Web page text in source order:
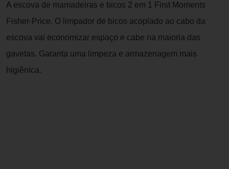
A escova de mamadeiras e bicos 2 em 1 First Moments
Fisher-Price. O limpador de bicos acoplado ao cabo da
escova vai economizar espaço e cabe na maioria das
gavetas. Garanta uma limpeza e armazenagem mais
higiênica.